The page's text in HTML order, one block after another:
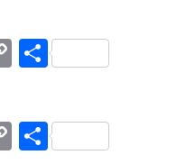
C
y
S
e
C S